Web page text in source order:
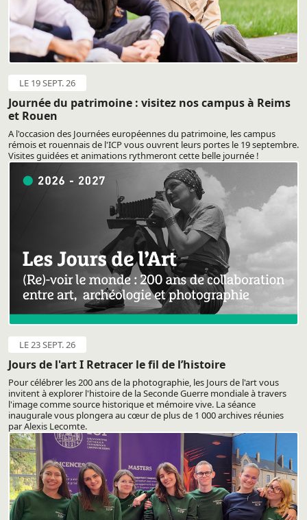
LE 19 SEPT. 26
Journée du patrimoine : visitez nos campus à Reims
et Rouen
A l'occasion des Journées européennes du patrimoine, les campus
rémois et rouennais de l'ICP vous ouvrent leurs portes le 19 septembre.
Visites guidées et animations rythmeront cette belle journée !
LE 23 SEPT. 26
Jours de l'art I Retracer le fil de l’histoire
Pour célébrer les 200 ans de la photographie, les Jours de l'art vous
invitent à explorer l'histoire de la Seconde Guerre mondiale à travers
l'image comme source historique et mémoire vive. La séance
inaugurale vous plongera au cœur de plus de 1 000 archives réunies
par Alexis Lecomte.